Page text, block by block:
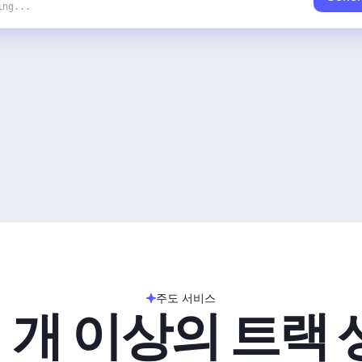
주도 서비스
이상의 트랙